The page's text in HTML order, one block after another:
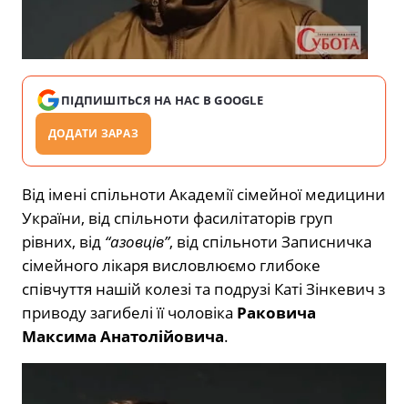
ПІДПИШІТЬСЯ НА НАС В GOOGLE
ДОДАТИ ЗАРАЗ
Від імені спільноти Академії сімейної медицини
України, від спільноти фасилітаторів груп
рівних, від “азовців”, від спільноти Записничка
сімейного лікаря висловлюємо глибоке
співчуття нашій колезі та подрузі Каті Зінкевич з
приводу загибелі її чоловіка Раковича
Максима Анатолійовича.